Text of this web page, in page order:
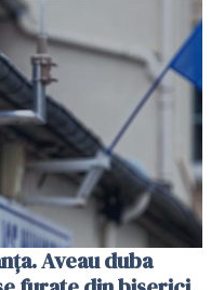
Aveau duba